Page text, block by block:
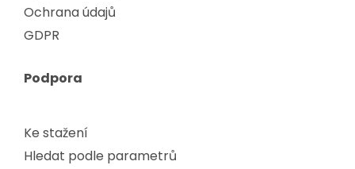
Ochrana údajů
GDPR
Podpora
Ke stažení
Hledat podle parametrů